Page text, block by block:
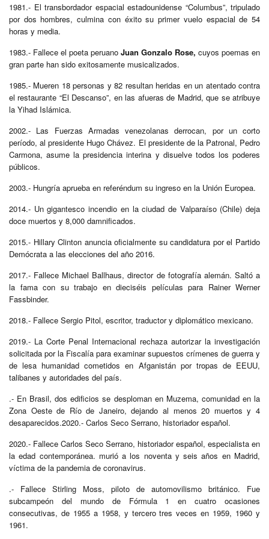
1981.- El transbordador espacial estadounidense “Columbus”, tripulado
por dos hombres, culmina con éxito su primer vuelo espacial de 54
horas y media.
1983.- Fallece el poeta peruano Juan Gonzalo Rose, cuyos poemas en
gran parte han sido exitosamente musicalizados.
1985.- Mueren 18 personas y 82 resultan heridas en un atentado contra
el restaurante “El Descanso”, en las afueras de Madrid, que se atribuye
la Yihad Islámica.
2002.- Las Fuerzas Armadas venezolanas derrocan, por un corto
período, al presidente Hugo Chávez. El presidente de la Patronal, Pedro
Carmona, asume la presidencia interina y disuelve todos los poderes
públicos.
2003.- Hungría aprueba en referéndum su ingreso en la Unión Europea.
2014.- Un gigantesco incendio en la ciudad de Valparaíso (Chile) deja
doce muertos y 8,000 damnificados.
2015.- Hillary Clinton anuncia oficialmente su candidatura por el Partido
Demócrata a las elecciones del año 2016.
2017.- Fallece Michael Ballhaus, director de fotografía alemán. Saltó a
la fama con su trabajo en dieciséis películas para Rainer Werner
Fassbinder.
2018.- Fallece Sergio Pitol, escritor, traductor y diplomático mexicano.
2019.- La Corte Penal Internacional rechaza autorizar la investigación
solicitada por la Fiscalía para examinar supuestos crímenes de guerra y
de lesa humanidad cometidos en Afganistán por tropas de EEUU,
talibanes y autoridades del país.
.- En Brasil, dos edificios se desploman en Muzema, comunidad en la
Zona Oeste de Río de Janeiro, dejando al menos 20 muertos y 4
desaparecidos.2020.- Carlos Seco Serrano, historiador español.
2020.- Fallece Carlos Seco Serrano, historiador español, especialista en
la edad contemporánea. murió a los noventa y seis años en Madrid,
víctima de la pandemia de coronavirus.
.- Fallece Stirling Moss, piloto de automovilismo británico. Fue
subcampeón del mundo de Fórmula 1 en cuatro ocasiones
consecutivas, de 1955 a 1958, y tercero tres veces en 1959, 1960 y
1961.